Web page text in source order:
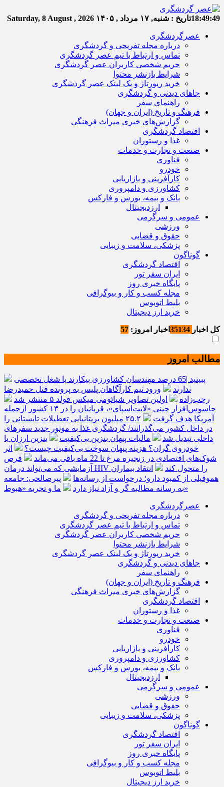
18:49:50تاریخ : شنبه, ۱۷ مرداد , ۱۴۰۵ Saturday, 8 August , 2026
عصرگردشگری
درباره مجله تفریحی و گردشگری
تماس و ارتباط با تیم عصر گردشگری
حریم شخصی کاربران عصر گردشگری
شرایط بازنشر محتوا
خرید رپورتاژ و بک لینک عصر گردشگری
جاهای دیدنی و گردشگری
راهنمای سفر
فرهنگ و تاریخ (ایران و جهان)
گزارش‌های خبری میراث فرهنگی
اقتصاد گردشگری
غذا و رستوران
صنعت و تجارت و خدمات
فناوری
خودرو
کارآفرینی و بازاریابی
کشاورزی و دامپروری
بانک و بیمه، بورس و فارکس
ارزدیجیتال
عمومی و سرگرمی
ورزشی
حقوق و قضایی
پزشکی، سلامت و زیبایی
گوناگون
اقتصاد گردشگری
ایران سفر تور
پایگاه خبری روز
مجله کسب و کار و بیوگرافی
بلیط اتوبوس
خرید ارز دیجیتال
کل اخبار اخبار امروز: 57
مطالب امروز
ببینید |65 درصد مهندسان کشاورزی بیکارند یا شغل تخصصی
ندارند
ورود تیم کارآگاهان پلیس به پرونده قتل حمیدرضا
رجب‌زاده
اولین تصاویر شیائومی میکس فولد ۵ منتشر شد
جاسوس‌افزار چینی «لایت‌اسپای»، قربانیان را در ۱۳ کشور ازجمله
آمریکا هدف گرفت
۲۵.۲ میلیون بریتانیایی تعطیلات تابستانی را
در داخل کشور می‌گذرانند/ گردشگری غذا به موتور جدید سفرهای
داخلی تبدیل شد
مالیات پنهان بنزین بی‌کیفیت
بنزین ارزان یا
خودروی گران؟ هزینه پنهان سوخت بی‌کیفیت چیست؟
اثر
شوک‌های اقتصادی در زنجیره مرغ تا 22 ماه باقی می‌ماند
قرص
آزمایشی که می‌تواند درمان HIV را متحول کند
انتقاد بیماران
هموفیلی از کمبود دارو؛ درخواست از رسانه‌ها
پیرصالحی: جامعه
به رسانه مطالبه گر و آزاد نیاز داردما و تجربه «هبوط»
عصرگردشگری
درباره مجله تفریحی و گردشگری
تماس و ارتباط با تیم عصر گردشگری
حریم شخصی کاربران عصر گردشگری
شرایط بازنشر محتوا
خرید رپورتاژ و بک لینک عصر گردشگری
جاهای دیدنی و گردشگری
راهنمای سفر
فرهنگ و تاریخ (ایران و جهان)
گزارش‌های خبری میراث فرهنگی
اقتصاد گردشگری
غذا و رستوران
صنعت و تجارت و خدمات
فناوری
خودرو
کارآفرینی و بازاریابی
کشاورزی و دامپروری
بانک و بیمه، بورس و فارکس
ارزدیجیتال
عمومی و سرگرمی
ورزشی
حقوق و قضایی
پزشکی، سلامت و زیبایی
گوناگون
اقتصاد گردشگری
ایران سفر تور
پایگاه خبری روز
مجله کسب و کار و بیوگرافی
بلیط اتوبوس
خرید ارز دیجیتال